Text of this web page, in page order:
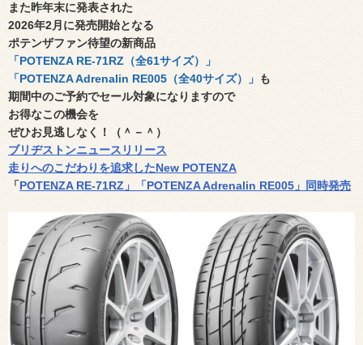
また昨年末に発表された
2026年2月に発売開始となる
ポテンザファン待望の新商品
「POTENZA RE-71RZ（全61サイズ）
」
「POTENZA Adrenalin RE005（全40サイズ） 」 も
期間中のご予約でセール対象になりますので
お得なこの機会を
ぜひお見逃しなく！（＾－＾）
ブリヂストンニュースリリース
走りへのこだわりを追求したNew POTENZA
「POTENZA RE-71RZ」「POTENZA Adrenalin RE005」同時発売